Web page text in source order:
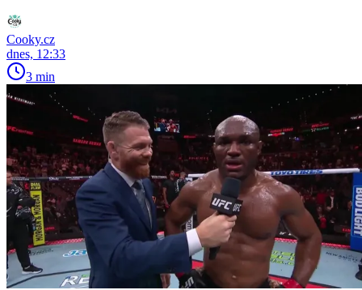
Cooky.cz
dnes, 12:33
3 min